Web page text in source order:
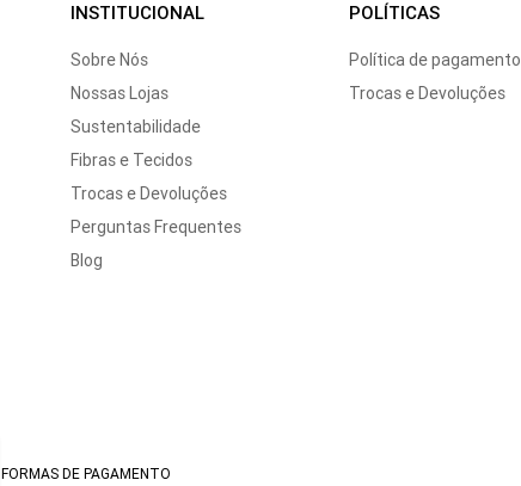
INSTITUCIONAL
Sobre Nós
Nossas Lojas
Sustentabilidade
Fibras e Tecidos
Trocas e Devoluções
Perguntas Frequentes
Blog
POLÍTICAS
Política de pagamento
Trocas e Devoluções
FORMAS DE PAGAMENTO